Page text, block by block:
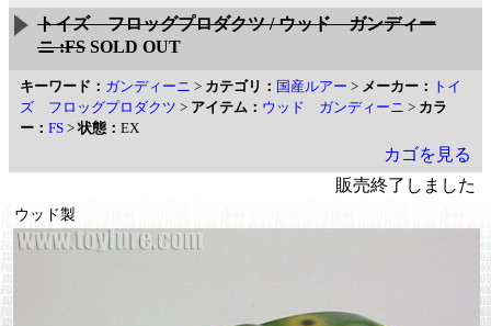
トイズ フロッグプロダクツ / ウッド ガンディー
ニ :FS SOLD OUT
キーワード： ガンディーニ > カテゴリ： 国産ルアー > メーカー： トイ
ズ フロッグプロダクツ > アイテム： ウッド ガンディーニ > カラ
ー： FS >状態： EX
カゴを見る
販売終了しました
ウッド製